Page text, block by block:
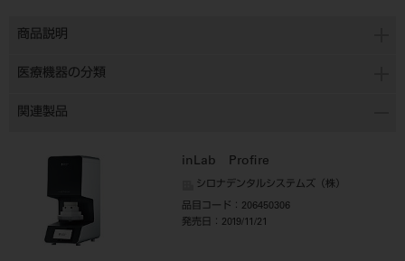
商品説明
医療機器の分類
関連製品
inLab Profire
シロナデンタルシステムズ（株）
品目コード ：206450306
発売日
：2019/11/21